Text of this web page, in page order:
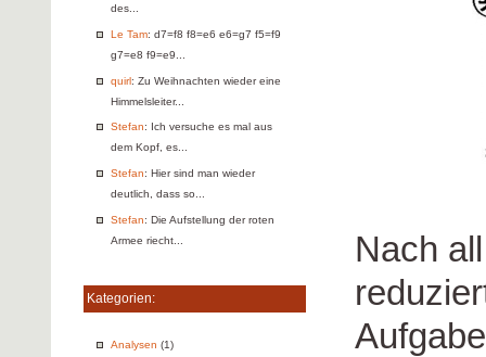
des...
Le Tam: d7=f8 f8=e6 e6=g7 f5=f9
g7=e8 f9=e9...
quirl: Zu Weihnachten wieder eine
Himmelsleiter...
Stefan: Ich versuche es mal aus
dem Kopf, es...
Stefan: Hier sind man wieder
deutlich, dass so...
Stefan: Die Aufstellung der roten
Armee riecht...
Kategorien:
Analysen (1)
Nach